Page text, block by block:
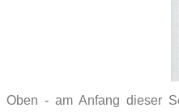
Oben - am Anfang dieser